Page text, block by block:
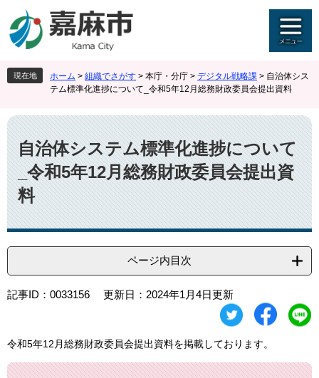
ジ
先
頭
。
ュ
を
飛
て
本
文
へ
現在地 ホーム > 組織でさがす > 本庁・分庁 > デジタル戦略課 > 自治体シス
テム標準化進捗について_令和5年12月総務財政委員会提出資料
本
文
自治体システム標準化進捗について
_令和5年12月総務財政委員会提出資
料
ページ内目次
記事ID：0033156 更新日：2024年1月4日更新
令和5年12月総務財政委員会提出資料を掲載しております。